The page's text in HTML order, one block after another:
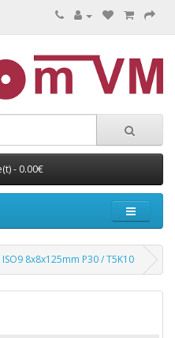
- 0.00€
8x8x125mm P30 / T5K10